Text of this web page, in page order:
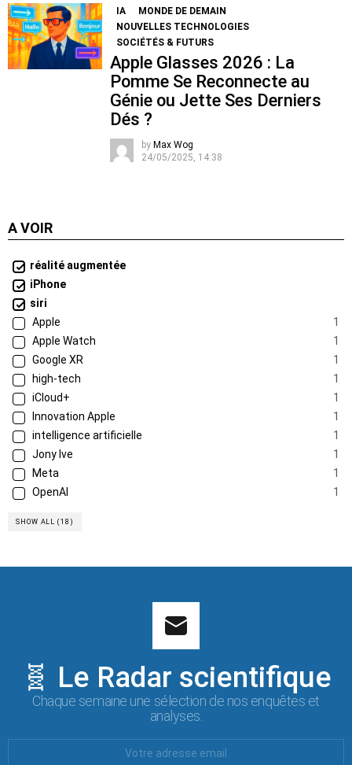
IA
MONDE DE DEMAIN
NOUVELLES TECHNOLOGIES
SOCIÉTÉS & FUTURS
Apple Glasses 2026 : La
Pomme Se Reconnecte au
Génie ou Jette Ses Derniers
Dés ?
by Max Wog
24/05/2025, 14:38
A VOIR
réalité augmentée
iPhone
siri
Apple
1
Apple Watch
1
Google XR
1
high-tech
1
iCloud+
1
Innovation Apple
1
intelligence artificielle
1
Jony Ive
1
Meta
1
OpenAI
1
SHOW ALL (18)
🧬 Le Radar scientifique
Chaque semaine une sélection de nos enquêtes et
analyses.